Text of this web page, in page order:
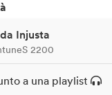
Injusta
2200
a una playlist